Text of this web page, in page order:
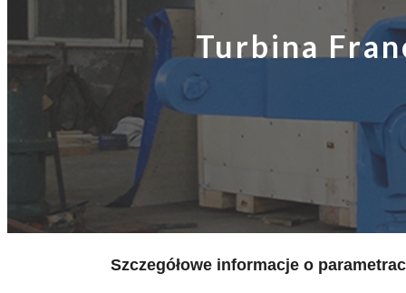
Turbina
Szczegółowe informacje o